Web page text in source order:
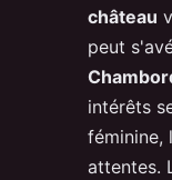
château
peut
intérêts
féminine,
attentes.